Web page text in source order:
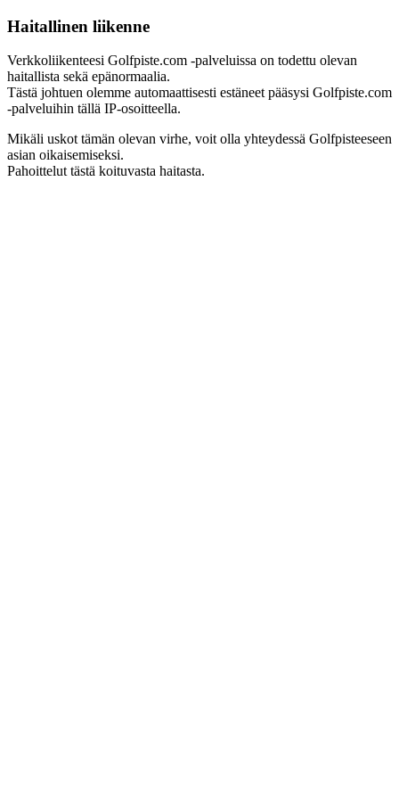
Haitallinen liikenne
Verkkoliikenteesi Golfpiste.com -palveluissa on todettu olevan
haitallista sekä epänormaalia.
Tästä johtuen olemme automaattisesti estäneet pääsysi Golfpiste.com
-palveluihin tällä IP-osoitteella.
Mikäli uskot tämän olevan virhe, voit olla yhteydessä Golfpisteeseen
asian oikaisemiseksi.
Pahoittelut tästä koituvasta haitasta.